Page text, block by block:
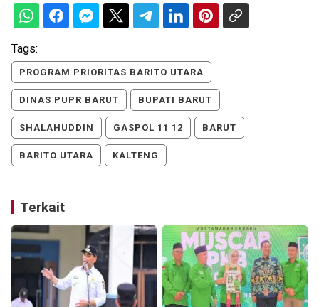
Tags:
PROGRAM PRIORITAS BARITO UTARA
DINAS PUPR BARUT BUPATI BARUT
SHALAHUDDIN GASPOL 11 12 BARUT
BARITO UTARA KALTENG
Terkait